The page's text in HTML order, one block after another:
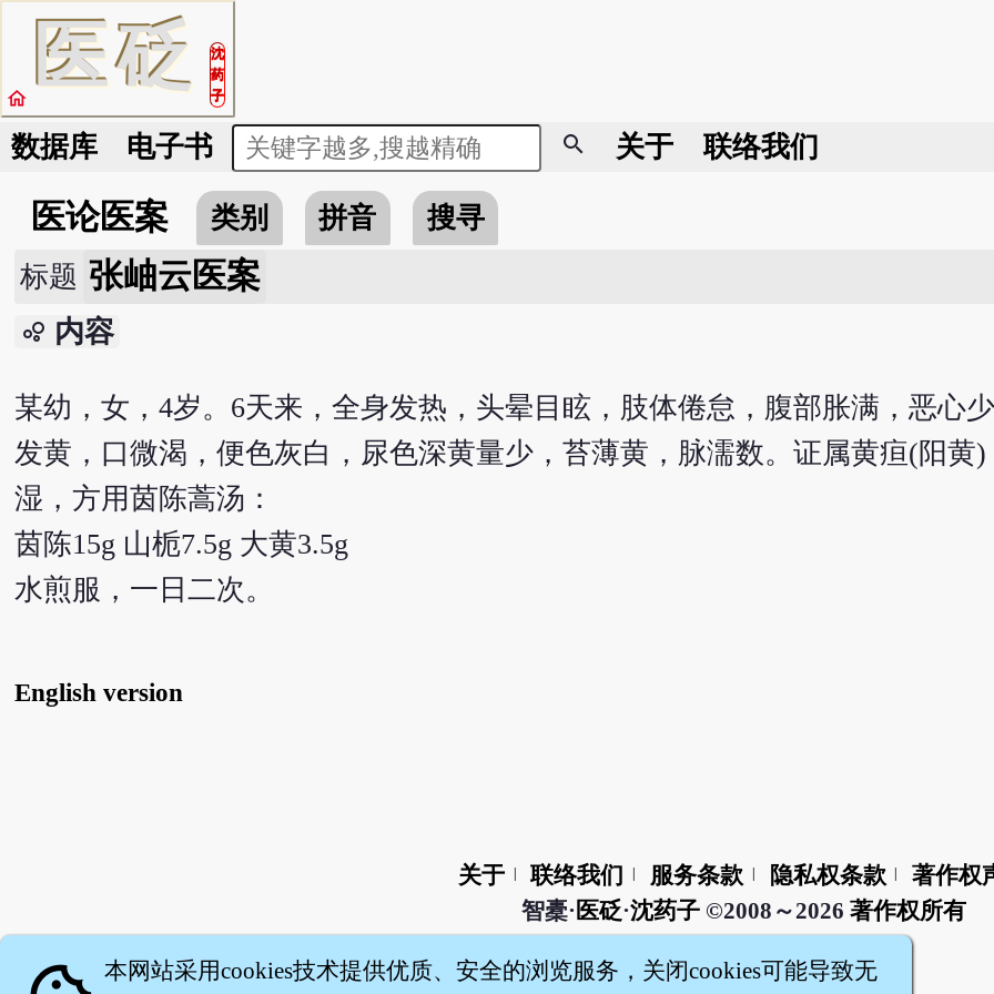
医砭
沈
药
子
home
数据库 电子书 search 关于 联络我们
医论医案 类别 拼音
搜寻
标题 张岫云医案
bubble_chart 内容
某幼，女，4岁。6天来，全身发热，头晕目眩，肢体倦怠，腹部胀满，恶心
发黄，口微渴，便色灰白，尿色深黄量少，苔薄黄，脉濡数。证属黄疸(阳黄
湿，方用茵陈蒿汤：
茵陈15g 山栀7.5g 大黄3.5g
水煎服，一日二次。
English version
关于 联络我们 服务条款 隐私权条款
著作权
智橐· 医砭·沈药子©2008～2026 著作权所有
本网站采用cookies技术提供优质、安全的浏览服务，关闭cookies可能导致无